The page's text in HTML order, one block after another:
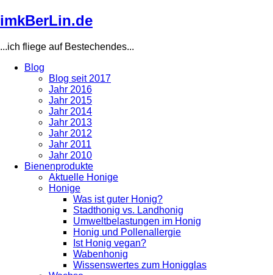
Direkt
zum
imkBerLin.de
...ich fliege auf Bestechendes...
navigation
Blog
Blog seit 2017
Jahr 2016
Jahr 2015
Jahr 2014
Jahr 2013
Jahr 2012
Jahr 2011
Jahr 2010
Bienenprodukte
Aktuelle Honige
Honige
Was ist guter Honig?
Stadthonig vs. Landhonig
Umweltbelastungen im Honig
Honig und Pollenallergie
Ist Honig vegan?
Wabenhonig
Wissenswertes zum Honigglas